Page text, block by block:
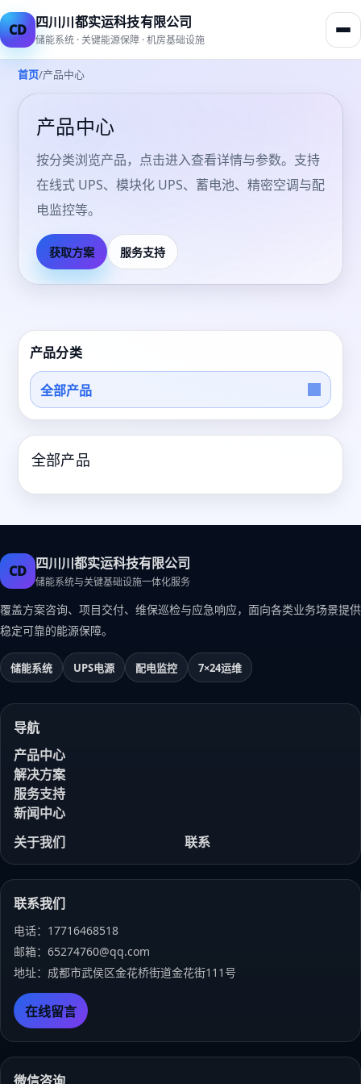
CD 四川川都实运科技有限公司
储能系统 · 关键能源保障 · 机房基础设施
首页/产品中心
产品中心
按分类浏览产品，点击进入查看详情与参数。支持
在线式 UPS、模块化 UPS、蓄电池、精密空调与配
电监控等。
获取方案 服务支持
产品分类
全部产品
全部产品
CD 四川川都实运科技有限公司
储能系统与关键基础设施一体化服务
覆盖方案咨询、项目交付、维保巡检与应急响应，面向各类业务场景提供
稳定可靠的能源保障。
储能系统 UPS电源 配电监控 7×24运维
导航
产品中心
解决方案
服务支持
新闻中心
关于我们
联系
联系我们
电话：17716468518
邮箱：65274760@qq.com
地址：成都市武侯区金花桥街道金花街111号
在线留言